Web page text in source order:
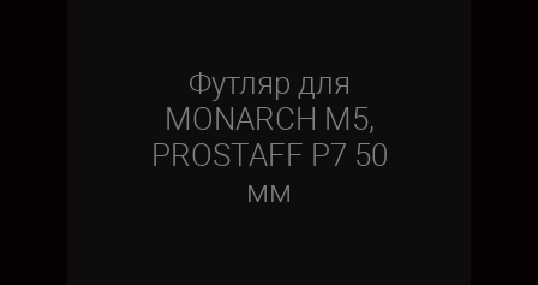
Футляр для
MONARCH M5,
PROSTAFF P7 50
мм